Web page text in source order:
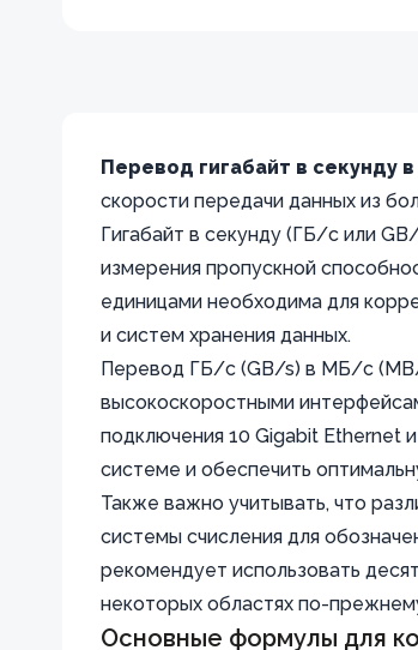
Перевод гигабайт в секунду
скорости передачи данных из
Гигабайт в секунду (ГБ/с или
измерения пропускной
единицами необходима для
и систем хранения данных.
Перевод ГБ/с (GB/s) в МБ/с
высокоскоростными
подключения 10 Gigabit Ethernet
системе и обеспечить
Также важно учитывать, что
системы счисления для
рекомендует использовать
некоторых областях по-
Основные формулы для